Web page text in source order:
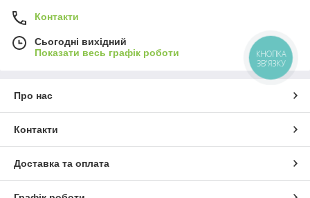
Контакти
Сьогодні вихідний
Показати весь графік роботи
Про нас
Контакти
Доставка та оплата
КНОПКА
ЗВ'ЯЗКУ